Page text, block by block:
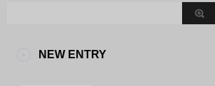
NEW ENTRY